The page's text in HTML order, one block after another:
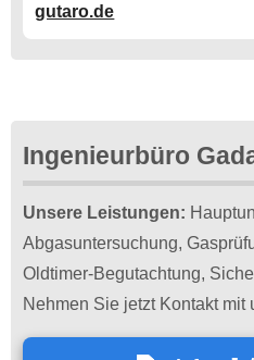
gutaro.de
Ingenieurbüro
Unsere Leistungen:
Abgasuntersuchung,
Oldtimer-Begutachtung,
Nehmen Sie jetzt Kontakt mit